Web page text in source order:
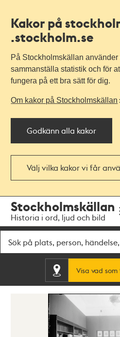
Kakor på
.stockholm.se
På Stockholmskällan
sammanställa statistik och för
fungera på ett bra sätt för dig.
Om kakor på Stockholmskällan
Godkänn alla kakor
Välj vilka kakor vi får
navigationen
huvudinnehållet
Stockholmskällan
Historia i ord, ljud och bild
Visa vad